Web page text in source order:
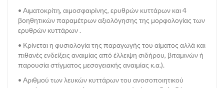
ΙΑΤΡΙΚΆ ΝΈΑ
ΑΣΦΑΛΕΙΕΣ
• Αιματοκρίτη, αιμοσφαιρίνης, ερυθρών κυττάρων και 4
βοηθητικών παραμέτρων αξιολόγησης της μορφολογίας των
ερυθρών κυττάρων .
• Κρίνεται η φυσιολογία της παραγωγής του αίματος αλλά και
πιθανές ενδείξεις αναιμίας από έλλειψη σιδήρου, βιταμινών ή
παρουσία στίγματος μεσογειακής αναιμίας κ.α.).
• Αριθμού των λευκών κυττάρων του ανοσοποιητικού